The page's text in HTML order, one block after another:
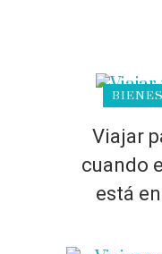
Viajar
cuando
está